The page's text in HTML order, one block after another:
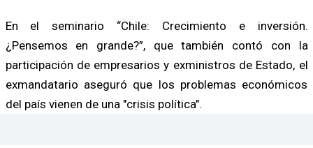
En el seminario “Chile: Crecimiento e inversión.
¿Pensemos en grande?”, que también contó con la
participación de empresarios y exministros de Estado, el
exmandatario aseguró que los problemas económicos
del país vienen de una "crisis política".